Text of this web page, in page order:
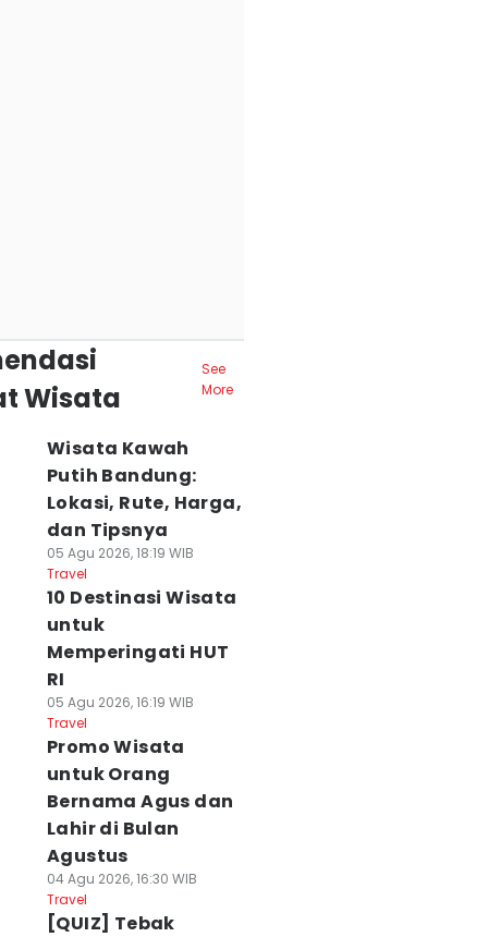
Wisata
See
More
Wisata Kawah
Putih Bandung:
Lokasi, Rute, Harga,
dan Tipsnya
05 Agu 2026, 18:19 WIB
Travel
10 Destinasi Wisata
untuk
Memperingati HUT
RI
05 Agu 2026, 16:19 WIB
Travel
Promo Wisata
untuk Orang
Bernama Agus dan
Lahir di Bulan
Agustus
04 Agu 2026, 16:30 WIB
Travel
[QUIZ] Tebak